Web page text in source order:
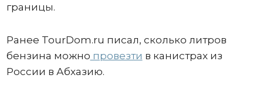
границы.
Ранее TourDom.ru писал, сколько литров
бензина можно провезти в канистрах из
России в Абхазию.